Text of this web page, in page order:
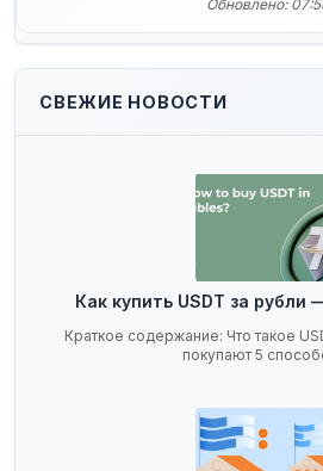
Обновлено:
СВЕЖИЕ НОВОСТИ
Как купить USDT за
Краткое содержание: Что такое
покупают 5